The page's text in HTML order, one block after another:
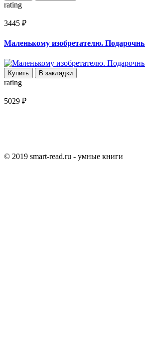
rating
3445 ₽
Маленькому изобретателю.
Купить В закладки
rating
5029 ₽
© 2019 smart-read.ru - умные книги